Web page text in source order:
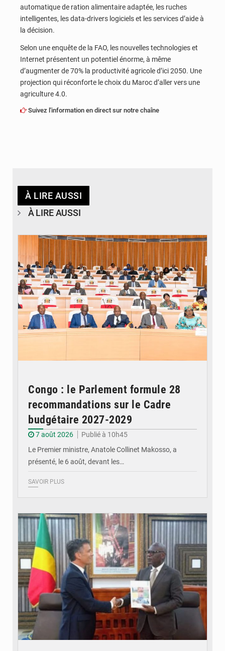
automatique de ration alimentaire adaptée, les ruches
intelligentes, les data-drivers logiciels et les services d’aide à
la décision.
Selon une enquête de la FAO, les nouvelles technologies et
Internet présentent un potentiel énorme, à même
d’augmenter de 70% la productivité agricole d’ici 2050. Une
projection qui réconforte le choix du Maroc d’aller vers une
agriculture 4.0.
Suivez l'information en direct sur notre chaîne
À LIRE AUSSI
À LIRE AUSSI
Congo : le Parlement formule 28
recommandations sur le Cadre
budgétaire 2027-2029
7 août 2026
Publié à 10h45
Le Premier ministre, Anatole Collinet Makosso, a
présenté, le 6 août, devant les…
SAVOIR PLUS